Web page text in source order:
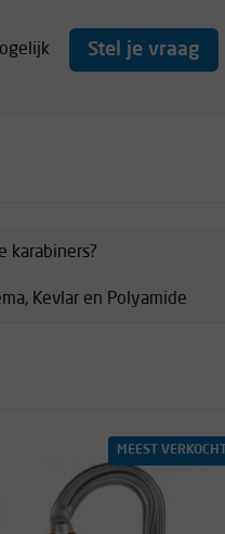
Stel je vraag
karabiners?
Kevlar en Polyamide
MEEST VERKOCHT